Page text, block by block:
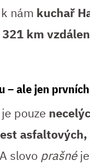
nám kuchař
km
– ale jen
pouze
slovo prašné